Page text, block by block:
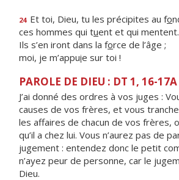
24 Et toi, Dieu, tu les précipites au fo
ces hommes qui tuent et qui
Ils s’en iront dans la force de l’âge ;
moi, je m’appuie sur toi !
PAROLE DE DIEU : DT 1, 16-17A
J’ai donné des ordres à vos juges :
causes de vos frères, et vous
les affaires de chacun de vos frères,
qu’il a chez lui. Vous n’aurez pas de
jugement : entendez donc le petit
n’ayez peur de personne, car le
Dieu.